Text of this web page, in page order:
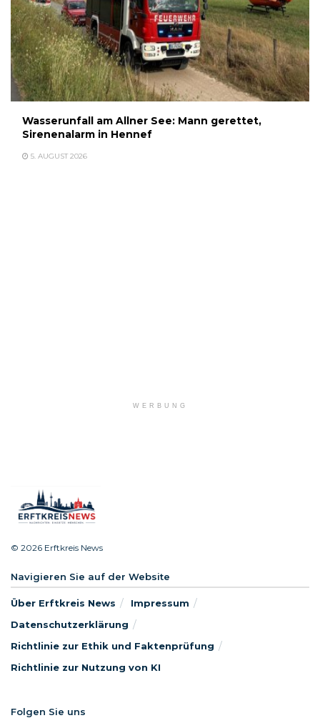
Wasserunfall am Allner See: Mann gerettet,
Sirenenalarm in Hennef
5. AUGUST 2026
WERBUNG
© 2026 Erftkreis News
Navigieren Sie auf der Website
Über Erftkreis News
Impressum
Datenschutzerklärung
Richtlinie zur Ethik und Faktenprüfung
Richtlinie zur Nutzung von KI
Folgen Sie uns